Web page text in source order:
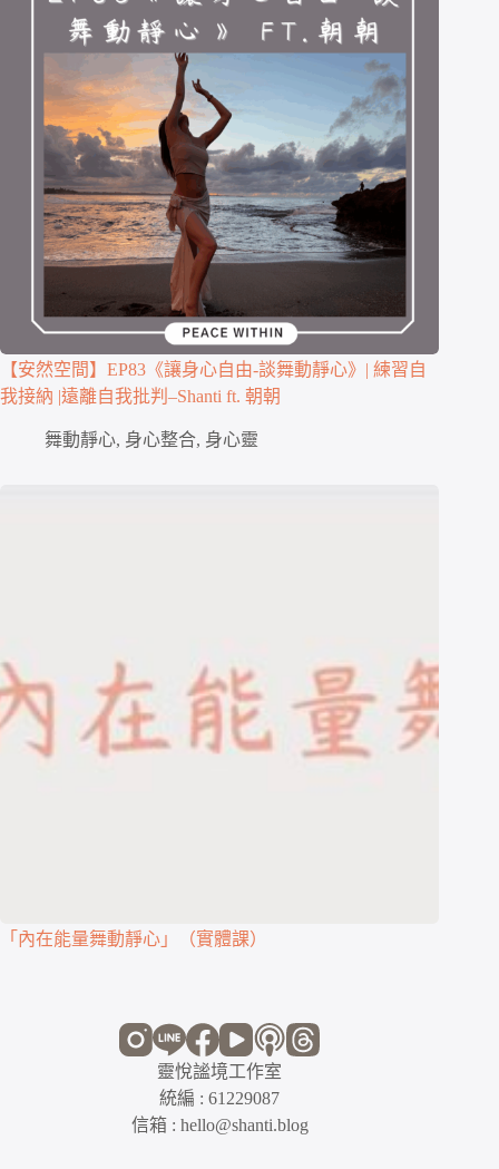
【安然空間】EP83《讓身心自由-談舞動靜心》| 練習自
我接納 |遠離自我批判–Shanti ft. 朝朝
舞動靜心, 身心整合, 身心靈
「內在能量舞動靜心」（實體課）
靈悅謐境工作室
統編 : 61229087
信箱 : hello@shanti.blog